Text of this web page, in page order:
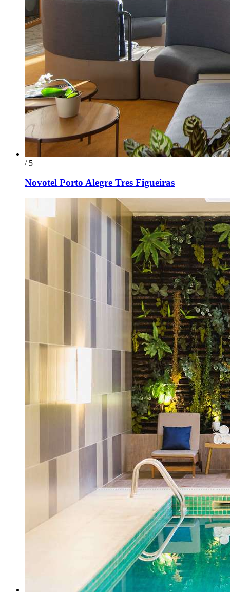
/ 5
Novotel Porto Alegre Tres Figueiras